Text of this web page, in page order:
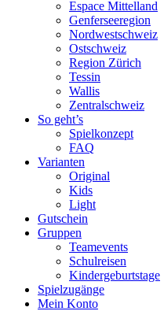
Espace Mittelland
Genferseeregion
Nordwestschweiz
Ostschweiz
Region Zürich
Tessin
Wallis
Zentralschweiz
So geht’s
Spielkonzept
FAQ
Varianten
Original
Kids
Light
Gutschein
Gruppen
Teamevents
Schulreisen
Kindergeburtstage
Spielzugänge
Mein Konto